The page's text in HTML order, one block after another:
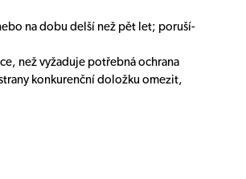
na dobu delší než pět let; poruší-
než vyžaduje potřebná ochrana
konkurenční doložku omezit,